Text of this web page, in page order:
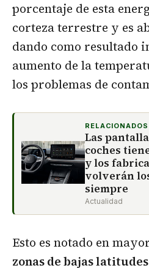
porcentaje de esta
corteza terrestre y es
dando como resultado
aumento de la
los problemas de
RELACIONADOS
Las
coches
y los
volverán
siempre
Actualidad
Esto es notado en
zonas de bajas